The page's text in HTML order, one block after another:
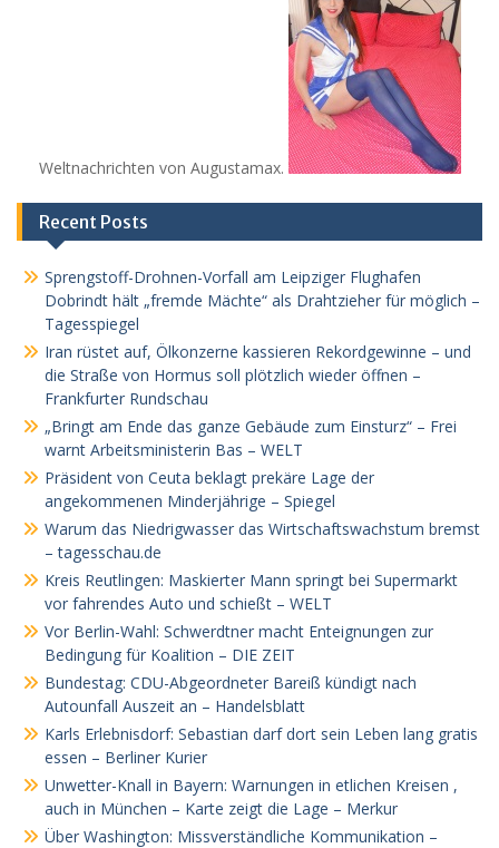
Weltnachrichten von Augustamax.
Recent Posts
Sprengstoff-Drohnen-Vorfall am Leipziger Flughafen
Dobrindt hält „fremde Mächte“ als Drahtzieher für möglich –
Tagesspiegel
Iran rüstet auf, Ölkonzerne kassieren Rekordgewinne – und
die Straße von Hormus soll plötzlich wieder öffnen –
Frankfurter Rundschau
„Bringt am Ende das ganze Gebäude zum Einsturz“ – Frei
warnt Arbeitsministerin Bas – WELT
Präsident von Ceuta beklagt prekäre Lage der
angekommenen Minderjährige – Spiegel
Warum das Niedrigwasser das Wirtschaftswachstum bremst
– tagesschau.de
Kreis Reutlingen: Maskierter Mann springt bei Supermarkt
vor fahrendes Auto und schießt – WELT
Vor Berlin-Wahl: Schwerdtner macht Enteignungen zur
Bedingung für Koalition – DIE ZEIT
Bundestag: CDU-Abgeordneter Bareiß kündigt nach
Autounfall Auszeit an – Handelsblatt
Karls Erlebnisdorf: Sebastian darf dort sein Leben lang gratis
essen – Berliner Kurier
Unwetter-Knall in Bayern: Warnungen in etlichen Kreisen ,
auch in München – Karte zeigt die Lage – Merkur
Über Washington: Missverständliche Kommunikation –